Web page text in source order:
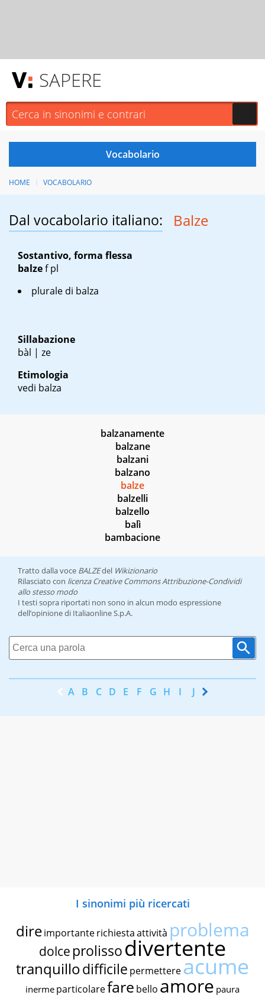
SAPERE
HOME VOCABOLARIO
Dal vocabolario italiano: Balze
Sostantivo, forma flessa
balzef pl
plurale di balza
Sillabazione
bàl | ze
Etimologia
vedi balza
balzanamente
balzane
balzani
balzano
balze
balzelli
balzello
balì
bambacione
Tratto dalla voce BALZEdel Wikizionario
Rilasciato con licenza Creative Commons Attribuzione-Condividi
allo stesso modo
I testi sopra riportati non sono in alcun modo espressione
dell’opinione di Italiaonline S.p.A.
A B C D E F G H I J K
I sinonimi più ricercati
dire importante richiestaattività problema
dolce prolissodivertente
tranquillodifficile permettereacume
inerme particolarefare bello amore paura